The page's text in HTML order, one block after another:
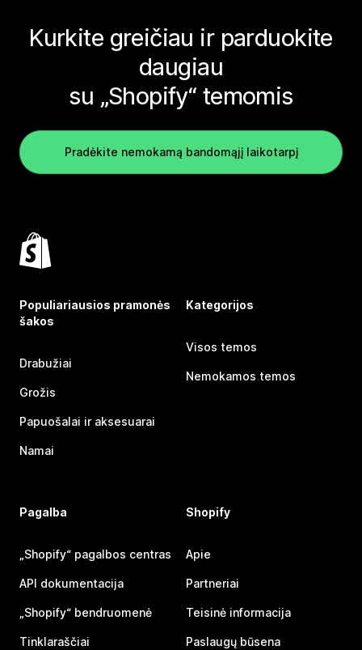
Kurkite greičiau ir parduokite
daugiau
su „Shopify“ temomis
Pradėkite nemokamą bandomąjį laikotarpį
Populiariausios pramonės
šakos
Drabužiai
Grožis
Papuošalai ir aksesuarai
Namai
Kategorijos
Visos temos
Nemokamos temos
Pagalba
„Shopify“ pagalbos centras
API dokumentacija
„Shopify“ bendruomenė
Tinklaraščiai
Shopify
Apie
Partneriai
Teisinė informacija
Paslaugų būsena